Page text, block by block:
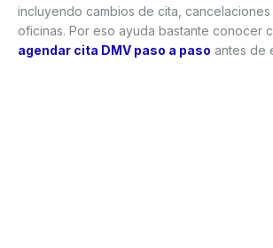
incluyendo cambios de cita,
oficinas. Por eso ayuda bastante conocer
agendar cita DMV paso a paso antes de